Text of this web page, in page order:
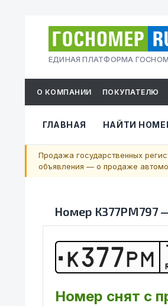
ЕДИНАЯ ПЛАТФОРМА
О КОМПАНИИ ПОКУПАТЕЛЮ
ГЛАВНАЯ НАЙТИ
Продажа государственных
объявления — о продаже
Номер К377РМ797
К377РМ
Номер снят с